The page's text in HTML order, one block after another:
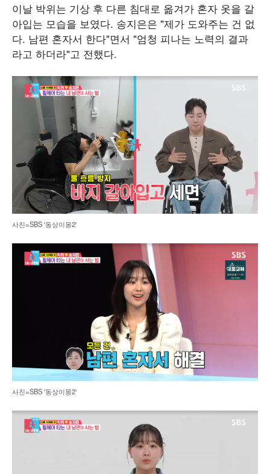
이날 박위는 기상 후 다른 침대로 옮겨가 혼자 옷을 갈
아입는 모습을 보였다. 송지은은 "제가 도와주는 건 없
다. 남편 혼자서 한다"면서 "엄청 피나는 노력의 결과
라고 하더라"고 전했다.
사진=SBS '동상이몽2'
사진=SBS '동상이몽2'